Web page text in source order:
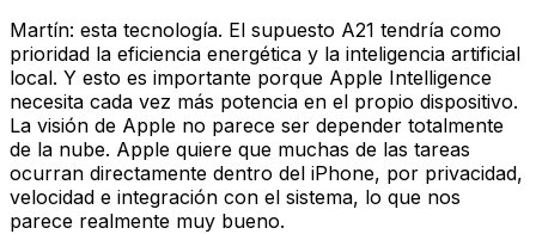
Martín: esta tecnología. El supuesto A21 tendría como
prioridad la eficiencia energética y la inteligencia artificial
local. Y esto es importante porque Apple Intelligence
necesita cada vez más potencia en el propio dispositivo.
La visión de Apple no parece ser depender totalmente
de la nube. Apple quiere que muchas de las tareas
ocurran directamente dentro del iPhone, por privacidad,
velocidad e integración con el sistema, lo que nos
parece realmente muy bueno.